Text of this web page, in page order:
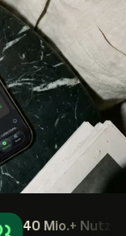
40 Mio.+ Nutzer